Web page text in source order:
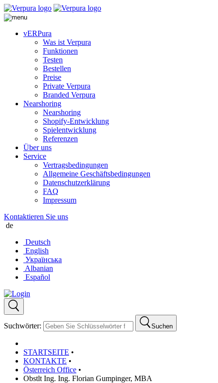
vERPura
Was ist Verpura
Funktionen
Testen
Bestellen
Preise
Private Verpura
Branded Verpura
Nearshoring
Nearshoring
Shopify-Entwicklung
Spielentwicklung
Referenzen
Über uns
Service
Vertragsbedingungen
Allgemeine Geschäftsbedingungen
Datenschutzerklärung
FAQ
Impressum
Kontaktieren Sie uns
de
Deutsch
English
Українська
Albanian
Español
Suchwörter: Suchen
STARTSEITE •
KONTAKTE •
Österreich Office •
Obstlt Ing. Ing. Florian Gumpinger, MBA